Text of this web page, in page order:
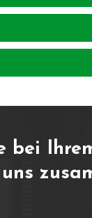
bei